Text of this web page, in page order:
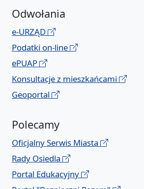
Odwołania
e-URZĄD
Podatki on-line
ePUAP
Konsultacje z mieszkańcami
Geoportal
Polecamy
Oficjalny Serwis Miasta
Rady Osiedla
Portal Edukacyjny